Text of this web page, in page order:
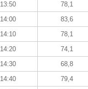
13:50
78,1
14:00
83,6
14:10
78,1
14:20
74,1
14:30
68,8
14:40
79,4